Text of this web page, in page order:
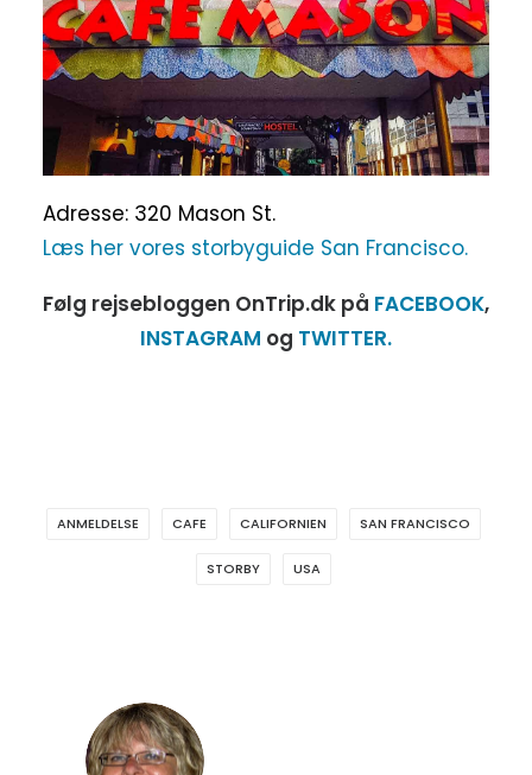
Adresse: 320 Mason St.
Læs her vores storbyguide San Francisco.
Følg rejsebloggen OnTrip.dk på FACEBOOK,
INSTAGRAM og TWITTER.
ANMELDELSE CAFE CALIFORNIEN SAN FRANCISCO
STORBY USA